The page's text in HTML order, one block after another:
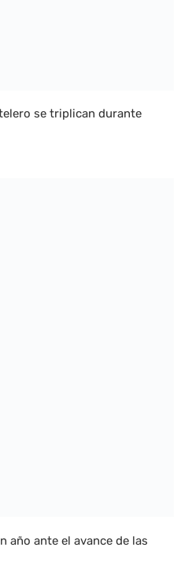
se triplican durante
año ante el avance de las